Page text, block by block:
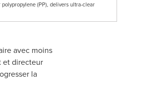
(PP), delivers ultra-clear
avec moins
et directeur
la